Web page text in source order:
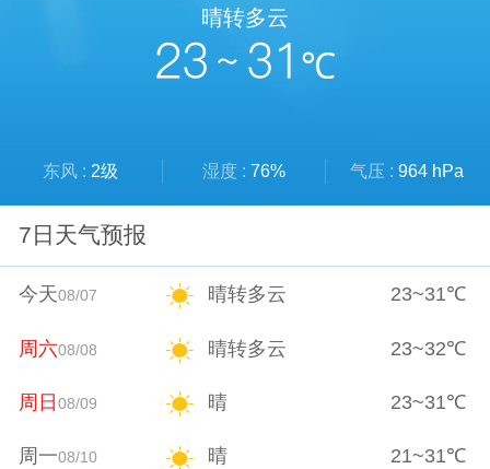
晴转多云
23 ~ 31 ℃
东风 : 2级 湿度 : 76% 气压 : 964 hPa
7日天气预报
今天08/07 晴转多云 23~31℃
周六08/08 晴转多云 23~32℃
周日08/09 晴 23~31℃
周一08/10 晴 21~31℃